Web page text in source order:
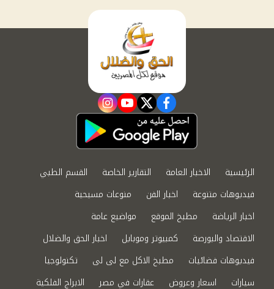
facebook
twitter
youtube
instagram
الرئيسية الاخبار العامة التقارير الخاصة
القسم الطبي
فيديوهات متنوعة
اخبار الفن
منوعات مسيحية
اخبار الرياضة
مطبخ الموقع
مواضيع عامة
الاقتصاد والبورصة
كمبيوتر وموبايل
اخبار الحق والضلال
فيديوهات فضائيات
مطبخ الاكل مع لى لى
تكنولوجيا
سيارات
اسعار وعروض عقارات في مصر الابراج الفلكية